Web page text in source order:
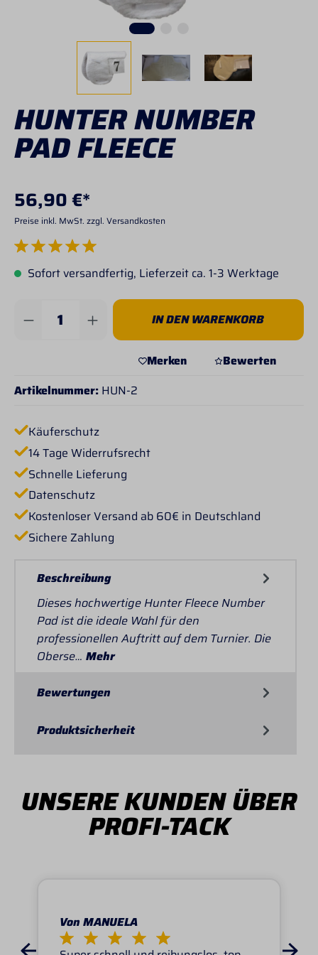
HUNTER NUMBER
PAD FLEECE
56,90 €*
Preise inkl. MwSt. zzgl. Versandkosten
Durchschnittliche Bewertung von 5 von 5 Sternen
Sofort versandfertig, Lieferzeit ca. 1-3 Werktage
Produkt Anzahl: Gib den gewünschten
IN DEN WARENKORB
Merken
Bewerten
Artikelnummer: HUN-2
Käuferschutz
14 Tage Widerrufsrecht
Schnelle Lieferung
Datenschutz
Kostenloser Versand ab 60€ in Deutschland
Sichere Zahlung
Beschreibung
Dieses hochwertige Hunter Fleece Number
Pad ist die ideale Wahl für den
professionellen Auftritt auf dem Turnier. Die
Oberse… Mehr
Bewertungen
Produktsicherheit
UNSERE KUNDEN ÜBER
PROFI-TACK
Von MANUELA